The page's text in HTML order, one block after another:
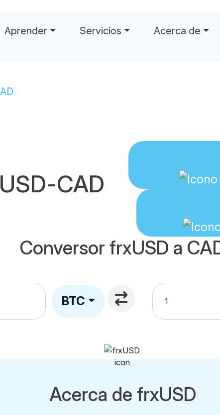
Aprender Servicios Acerca de
CAD
Conversor frxUSD a
BTC
Acerca de frxUSD